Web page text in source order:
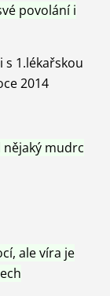
povolání i
s 1.lékařskou
2014
mudrc
ale víra je